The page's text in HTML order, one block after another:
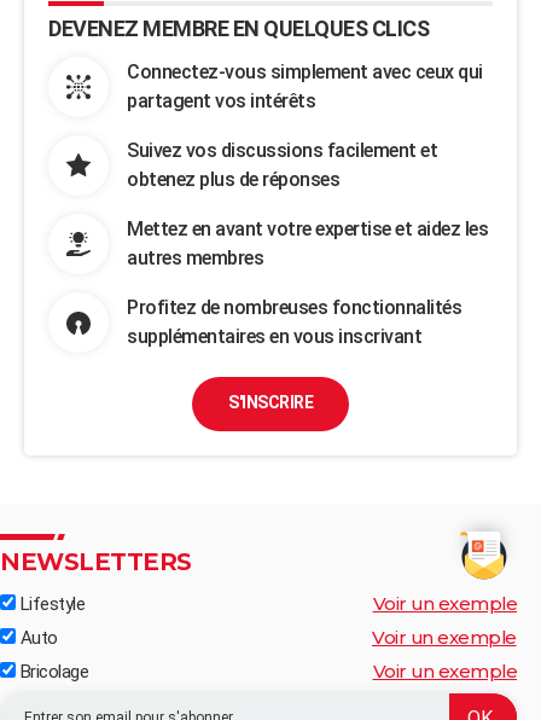
DEVENEZ MEMBRE EN QUELQUES CLICS
Connectez-vous simplement avec ceux qui
partagent vos intérêts
Suivez vos discussions facilement et
obtenez plus de réponses
Mettez en avant votre expertise et aidez les
autres membres
Profitez de nombreuses fonctionnalités
supplémentaires en vous inscrivant
S'INSCRIRE
NEWSLETTERS
Lifestyle Voir un exemple
Auto Voir un exemple
Bricolage Voir un exemple